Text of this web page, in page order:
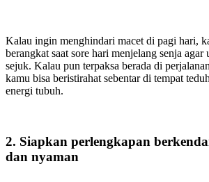
Kalau ingin menghindari macet di pagi hari,
berangkat saat sore hari menjelang senja agar
sejuk. Kalau pun terpaksa berada di
kamu bisa beristirahat sebentar di tempat
energi tubuh.
2. Siapkan perlengkapan
dan nyaman